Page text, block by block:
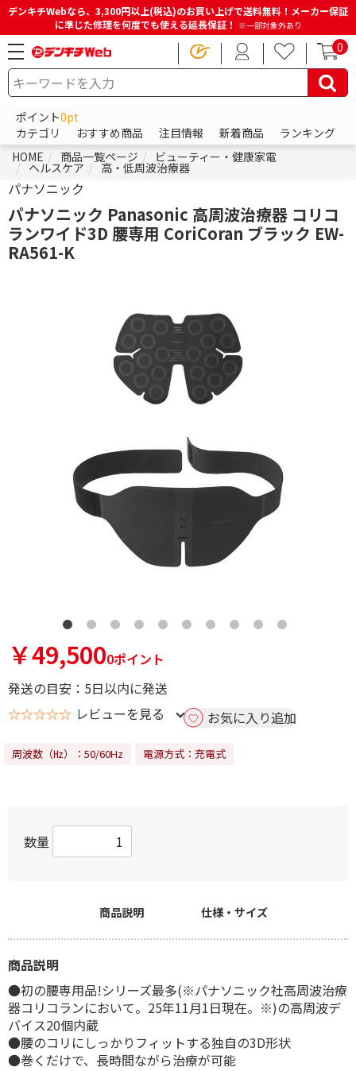
デンキチWebなら、3,300円以上(税込)のお買い上げで送料無料！メーカー保証
に準じた修理を何度でも使える延長保証！ ※一部対象外あり
0
ポイント0pt
カテゴリ
おすすめ商品 注目情報 新着商品
ランキング
HOME
商品一覧ページ ビューティー・健康家電
ヘルスケア 高・低周波治療器
パナソニック
パナソニック Panasonic 高周波治療器 コリコ
ランワイド3D 腰専用 CoriCoran ブラック EW-
RA561-K
￥49,5000ポイント
発送の目安：5日以内に発送
☆☆☆☆☆ レビューを見る お気に入り追加
周波数（㎐）：50/60Hz 電源方式：充電式
数量
商品説明 仕様・サイズ
商品説明
●初の腰専用品!シリーズ最多(※パナソニック社高周波治療
器コリコランにおいて。25年11月1日現在。※)の高周波デ
バイス20個内蔵
●腰のコリにしっかりフィットする独自の3D形状
●巻くだけで、長時間ながら治療が可能